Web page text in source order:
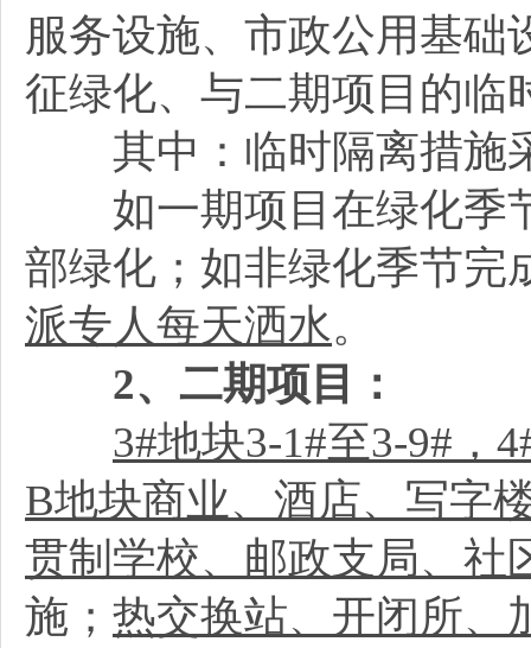
服务设施、市政公用基础
征绿化、与二期项目的临
其中：临时隔离措施
如一期项目在绿化季节
部绿化；如非绿化季节完
派专人每天洒水。
2、二期项目：
3#地块3-1#至3-9#，
B地块商业、酒店、写字
贯制学校、邮政支局、社
施； 热交换站、开闭所、